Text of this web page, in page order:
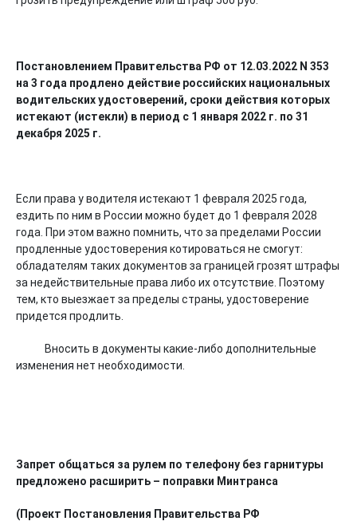
Постановлением Правительства РФ от 12.03.2022 N 353
на 3 года продлено действие российских национальных
водительских удостоверений, сроки действия которых
истекают (истекли) в период с 1 января 2022 г. по 31
декабря 2025 г.
Если права у водителя истекают 1 февраля 2025 года,
ездить по ним в России можно будет до 1 февраля 2028
года. При этом важно помнить, что за пределами России
продленные удостоверения котироваться не смогут:
обладателям таких документов за границей грозят штрафы
за недействительные права либо их отсутствие. Поэтому
тем, кто выезжает за пределы страны, удостоверение
придется продлить.
Вносить в документы какие-либо дополнительные
изменения нет необходимости.
Запрет общаться за рулем по телефону без гарнитуры
предложено расширить – поправки Минтранса
(Проект Постановления Правительства РФ